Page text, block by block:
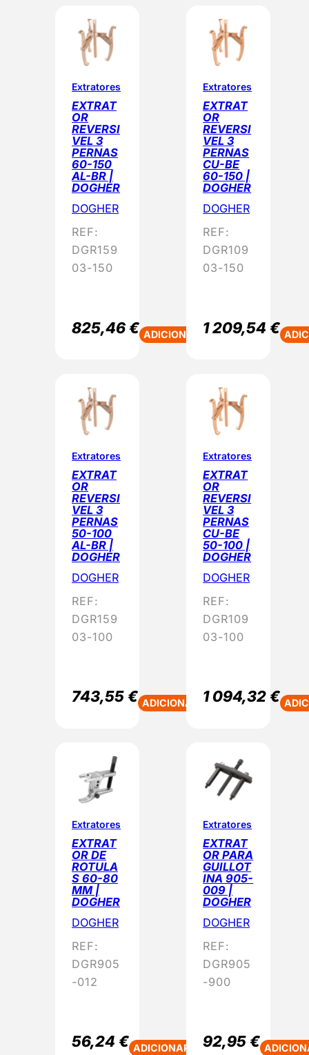
Extratores
EXTRAT
OR
REVERSI
VEL 3
PERNAS
60-150
AL-BR |
DOGHER
DOGHER
REF:
DGR159
03-150
825,46€ ADICIONAR
Extratores
EXTRAT
OR
REVERSI
VEL 3
PERNAS
CU-BE
60-150 |
DOGHER
DOGHER
REF:
DGR109
03-150
1 209,54€
Extratores
EXTRAT
OR
REVERSI
VEL 3
PERNAS
50-100
AL-BR |
DOGHER
DOGHER
REF:
DGR159
03-100
743,55€ ADICIONAR
Extratores
EXTRAT
OR
REVERSI
VEL 3
PERNAS
CU-BE
50-100 |
DOGHER
DOGHER
REF:
DGR109
03-100
1 094,32€
Extratores
EXTRAT
OR DE
ROTULA
S 60-80
MM |
DOGHER
DOGHER
REF:
DGR905
-012
56,24 € ADICIONAR
Extratores
EXTRAT
OR PARA
GUILLOT
INA 905-
009 |
DOGHER
DOGHER
REF:
DGR905
-900
92,95€